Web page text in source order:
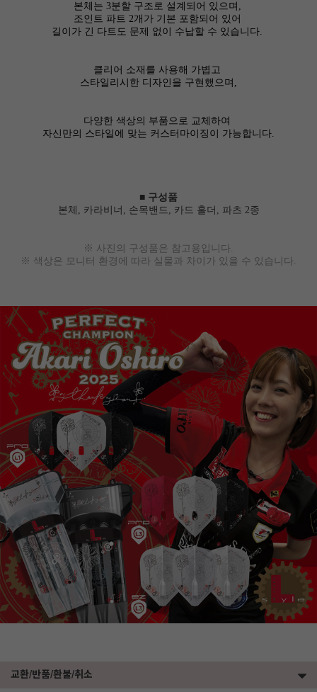
본체는 3분할 구조로 설계되어 있으며,
조인트 파트 2개가 기본 포함되어 있어
길이가 긴 다트도 문제 없이 수납할 수 있습니다.
클리어 소재를 사용해 가볍고
스타일리시한 디자인을 구현했으며,
다양한 색상의 부품으로 교체하여
자신만의 스타일에 맞는 커스터마이징이 가능합니다.
■ 구성품
본체, 카라비너, 손목밴드, 카드 홀더, 파츠 2종
※ 사진의 구성품은 참고용입니다.
※ 색상은 모니터 환경에 따라 실물과 차이가 있을 수 있습니다.
교환/반품/환불/취소